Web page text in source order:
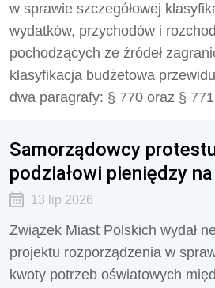
w sprawie szczegółowej
wydatków, przychodów i
pochodzących ze źródeł
klasyfikacja budżetowa
dwa paragrafy: § 770 oraz §
Samorządowcy
podziałowi pieniędzy
13 lip 2026
Związek Miast Polskich wydał
projektu rozporządzenia w
kwoty potrzeb oświatowych